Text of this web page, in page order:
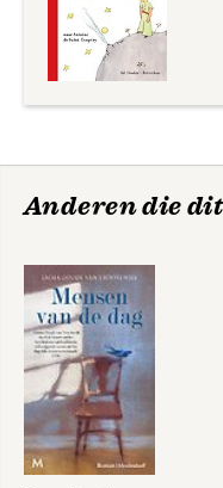
Anderen die